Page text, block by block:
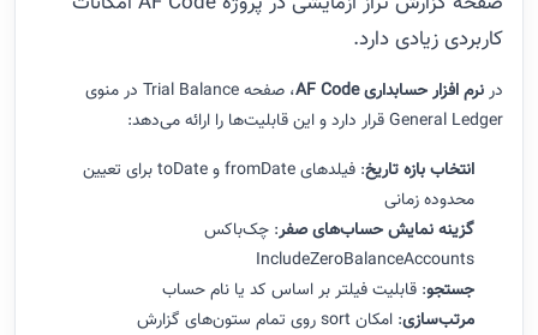
کاربردی زیادی دارد.
نرم‌ افزار حسابداری AF Code
، صفحه Trial Balance در منوی
General Ledger قرار دارد و این قابلیت‌ها را ارائه می‌دهد:
انتخاب بازه تاریخ
: فیلدهای fromDate و toDate برای تعیین
محدوده زمانی
گزینه نمایش حساب‌های صفر: چک‌باکس
IncludeZeroBalanceAccounts
جستجو: قابلیت فیلتر بر اساس کد یا نام حساب
مرتب‌سازی: امکان sort روی تمام ستون‌های گزارش